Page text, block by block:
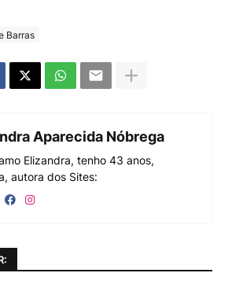
Barras
Aparecida Nóbrega
Elizandra, tenho 43 anos,
autora dos Sites: